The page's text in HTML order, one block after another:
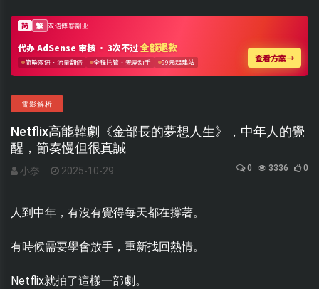
電影解析
Netflix高能韓劇《金部長的夢想人生》，中年人的覺
醒，節奏慢但很真誠
小奈 2025-10-29 0 3336 0
人到中年，有沒有覺得每天都在撐著。
有時候需要學會放手，重新找回熱情。
Netflix就拍了這樣一部劇。